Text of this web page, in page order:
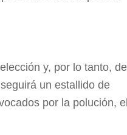
y, por lo tanto, de
un estallido de
por la polución, el